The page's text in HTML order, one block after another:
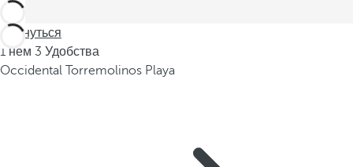
Вернуться
1 нем 3 Удобства
Occidental Torremolinos Playa